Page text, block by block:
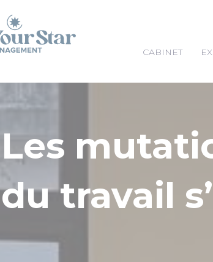
CABINET
Les
du travail